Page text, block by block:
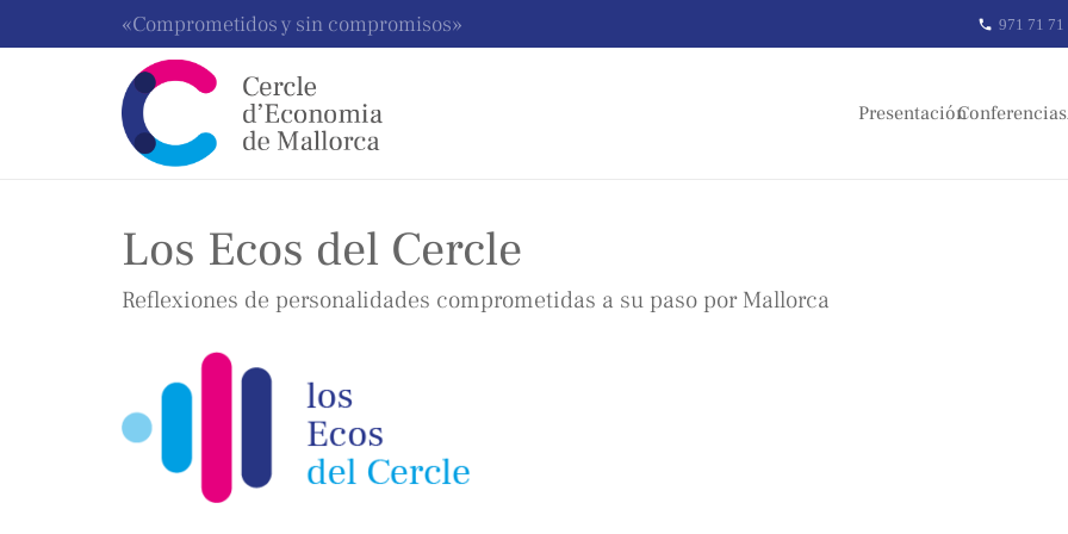
«Comprometidos y sin compromisos» phone 971 71 71
PresentaciónConferencias
Los Ecos del Cercle
Reflexiones de personalidades comprometidas a su paso por Mallorca